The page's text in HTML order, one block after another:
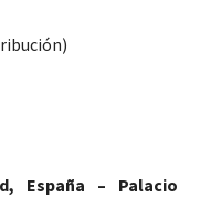
España – Palacio